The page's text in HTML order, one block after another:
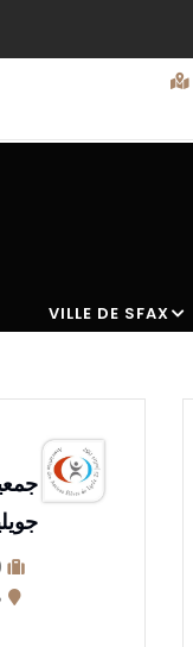
VILLE DE SFAX